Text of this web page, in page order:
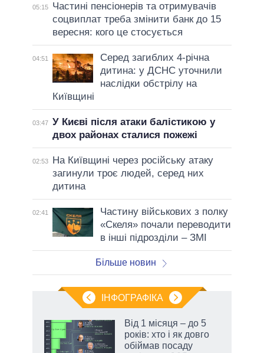
05:15
Частині пенсіонерів та отримувачів
соцвиплат треба змінити банк до 15
вересня: кого це стосується
04:51
Серед загиблих 4-річна
дитина: у ДСНС уточнили
наслідки обстрілу на
Київщині
03:47 У Києві після атаки балістикою у
двох районах сталися пожежі
02:53
На Київщині через російську атаку
загинули троє людей, серед них
дитина
02:41
Частину військових з полку
«Скеля» почали переводити
в інші підрозділи – ЗМІ
Більше новин
ІНФОГРАФІКА
Від 1 місяця – до 5
років: хто і як довго
обіймав посаду